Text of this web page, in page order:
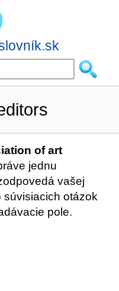
of art
jednu
vašej
súvisiacich otázok
pole.